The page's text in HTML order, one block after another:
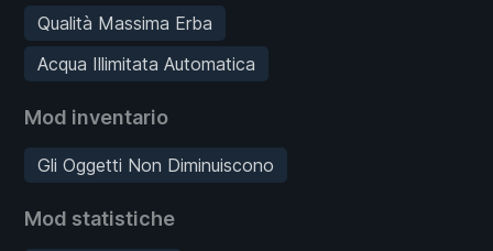
Qualità Massima Erba
Acqua Illimitata Automatica
Mod inventario
Gli Oggetti Non Diminuiscono
Mod statistiche